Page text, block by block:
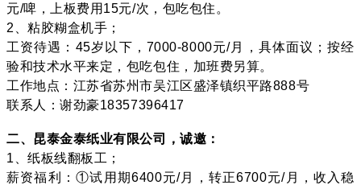
元/啤，上板费用15元/次，包吃包住。
2、粘胶糊盒机手；
工资待遇：45岁以下，7000-8000元/月，具体面议；按经
验和技术水平来定，包吃包住，加班费另算。
工作地点：江苏省苏州市吴江区盛泽镇织平路888号
联系人：谢劲豪18357396417
二、昆泰金泰纸业有限公司，诚邀：
1、纸板线翻板工；
薪资福利：①试用期6400元/月，转正6700元/月，收入稳